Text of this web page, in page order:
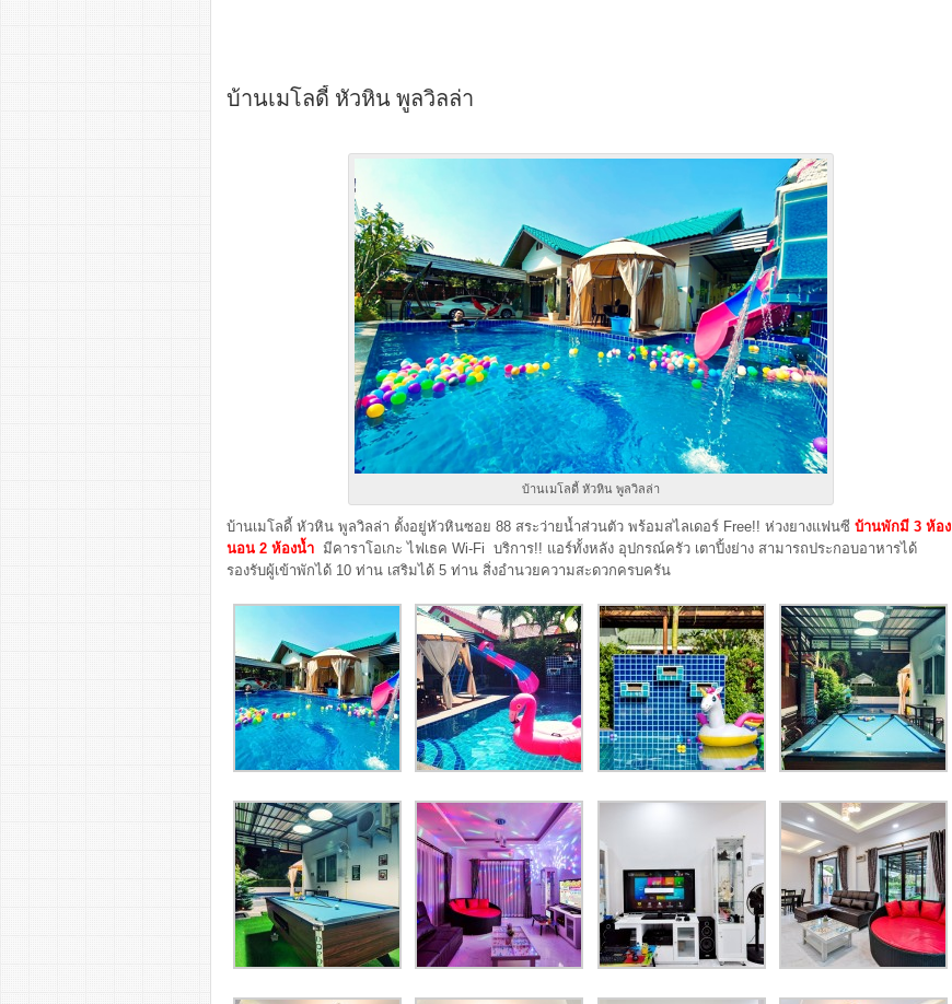
บ้านเมโลดี้ หัวหิน พูลวิลล่า
บ้านเมโลดี้ หัวหิน พูลวิลล่า
บ้านเมโลดี้ หัวหิน พูลวิลล่า ตั้งอยู่หัวหินซอย 88 สระว่ายน้ำส่วนตัว พร้อมสไลเดอร์ Free!! ห่วงยางแฟนซี บ้านพักมี 3 ห้อง
นอน 2 ห้องน้ำ มีคาราโอเกะ ไฟเธค Wi-Fi บริการ!! แอร์ทั้งหลัง อุปกรณ์ครัว เตาปิ้งย่าง สามารถประกอบอาหารได้
รองรับผู้เข้าพักได้ 10 ท่าน เสริมได้ 5 ท่าน สิ่งอำนวยความสะดวกครบครัน